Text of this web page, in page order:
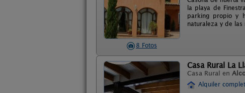
8 Fotos
la playa de
parking propio y
naturaleza y de las
Casa Rural La
Casa Rural en
Alquiler